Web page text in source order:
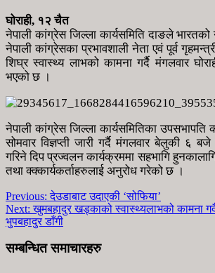
घोराही, १२ चैत
नेपाली कांग्रेस जिल्ला कार्यसमिति दाङले भारतको
नेपाली कांग्रेसका प्रभावशाली नेता एवं पूर्व
शिघ्र स्वास्थ्य लाभको कामना गर्दै मंगलवार
भएको छ ।
नेपाली कांग्रेस जिल्ला कार्यसमितिका
सोमवार विज्ञप्ती जारी गर्दै मंगलवार बेलुकी ६ बजे
गरिने दिप प्रज्वलन कार्यक्रममा सहभागि
तथा क्क्कार्यकर्ताहरुलाई अनुरोध गरेको छ ।
Previous: देउडाबाट उदाएकी ‘सोफिया’
Next: खुमबहादुर खड्काको स्वास्थ्यलाभको कामना
भुपबहादुर डाँगी
सम्बन्धित समाचारहरु